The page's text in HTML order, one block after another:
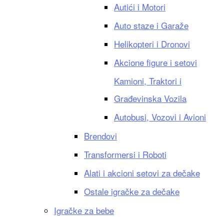
Autići i Motori
Auto staze i Garaže
Helikopteri i Dronovi
Akcione figure i setovi
Kamioni, Traktori i
Građevinska Vozila
Autobusi, Vozovi i Avioni
Brendovi
Transformersi i Roboti
Alati i akcioni setovi za dečake
Ostale igračke za dečake
Igračke za bebe